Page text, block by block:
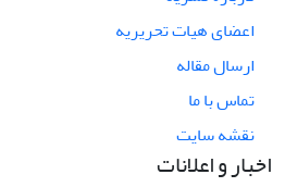
اعضای هیات تحریریه
ارسال مقاله
تماس با ما
نقشه سایت
اخبار و اعلانات